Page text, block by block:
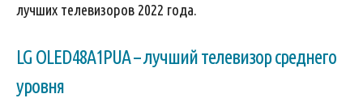
лучших телевизоров 2022 года.
LG OLED48A1PUA – лучший телевизор среднего
уровня